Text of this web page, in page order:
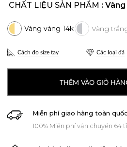
CHẤT LIỆU SẢN PHẨM :
Cách đo size tay Các loại đá
THÊM VÀO GIỎ
Miễn phí giao hàng toàn quốc
100% Miễn phí vận chuyển 64